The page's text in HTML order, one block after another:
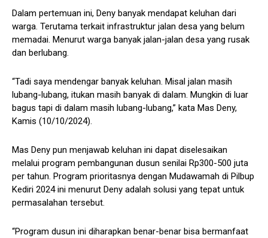
Dalam pertemuan ini, Deny banyak mendapat keluhan dari
warga. Terutama terkait infrastruktur jalan desa yang belum
memadai. Menurut warga banyak jalan-jalan desa yang rusak
dan berlubang.
“Tadi saya mendengar banyak keluhan. Misal jalan masih
lubang-lubang, itukan masih banyak di dalam. Mungkin di luar
bagus tapi di dalam masih lubang-lubang,” kata Mas Deny,
Kamis (10/10/2024).
Mas Deny pun menjawab keluhan ini dapat diselesaikan
melalui program pembangunan dusun senilai Rp300-500 juta
per tahun. Program prioritasnya dengan Mudawamah di Pilbup
Kediri 2024 ini menurut Deny adalah solusi yang tepat untuk
permasalahan tersebut.
“Program dusun ini diharapkan benar-benar bisa bermanfaat